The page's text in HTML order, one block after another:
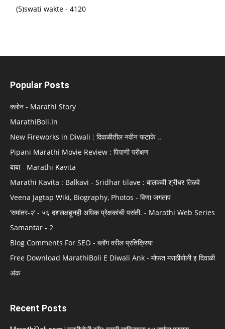
(5)swati wakte - 4120
Popular Posts
क्लोन - Marathi Story
MarathiBoli.In
New Fireworks in Diwali : दिवाळीतील नवीन फटाके ..
Pipani Marathi Movie Review : पिपाणी परीक्षण
बाबा - Marathi Kavita
Marathi Kavita : Balkavi - Sridhar tilave : बालकवी श्रीधर तिळवे
Veena Jagtap Wiki, Biography, Photos - विणा जगताप
‘समांतर-२’ - ५६ दशलक्षहूनही अधिक प्रेक्षकांची पसंती. - Marathi Web Series
Samantar - 2
Blog Comments For SEO - ब्लॉग वरील प्रतिक्रिया
Free Download MarathiBoli E Diwali Ank - मोफत मराठीबोली इ दिवाळी
अंक
Recent Posts